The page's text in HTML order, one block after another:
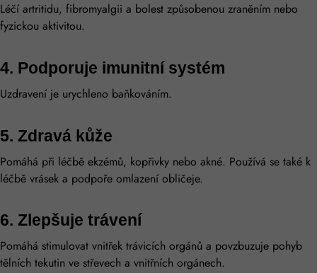
Léčí artritidu, fibromyalgii a bolest způsobenou zraněním nebo
fyzickou aktivitou.
4. Podporuje imunitní systém
Uzdravení je urychleno baňkováním.
5. Zdravá kůže
Pomáhá při léčbě ekzémů, kopřivky nebo akné. Používá se také k
léčbě vrásek a podpoře omlazení obličeje.
6. Zlepšuje trávení
Pomáhá stimulovat vnitřek trávicích orgánů a povzbuzuje pohyb
tělních tekutin ve střevech a vnitřních orgánech.